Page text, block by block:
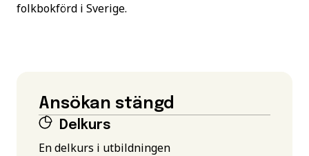
folkbokförd i Sverige.
Ansökan stängd
Delkurs
En delkurs i utbildningen